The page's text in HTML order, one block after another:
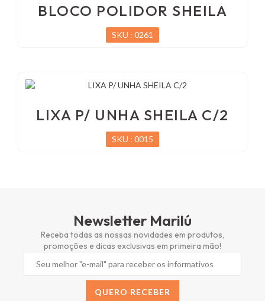
BLOCO POLIDOR SHEILA
SKU : 0261
LIXA P/ UNHA SHEILA C/2
SKU : 0015
Newsletter Marilú
Receba todas as nossas novidades em produtos,
promoções e dicas exclusivas em primeira mão!
QUERO RECEBER